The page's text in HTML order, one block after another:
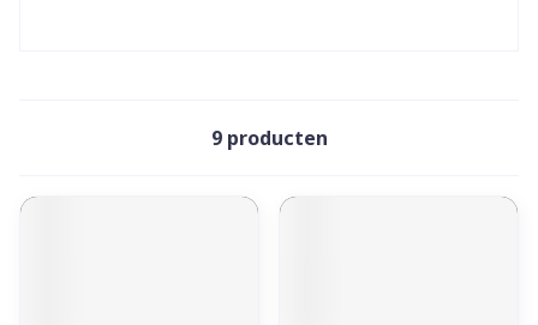
9producten